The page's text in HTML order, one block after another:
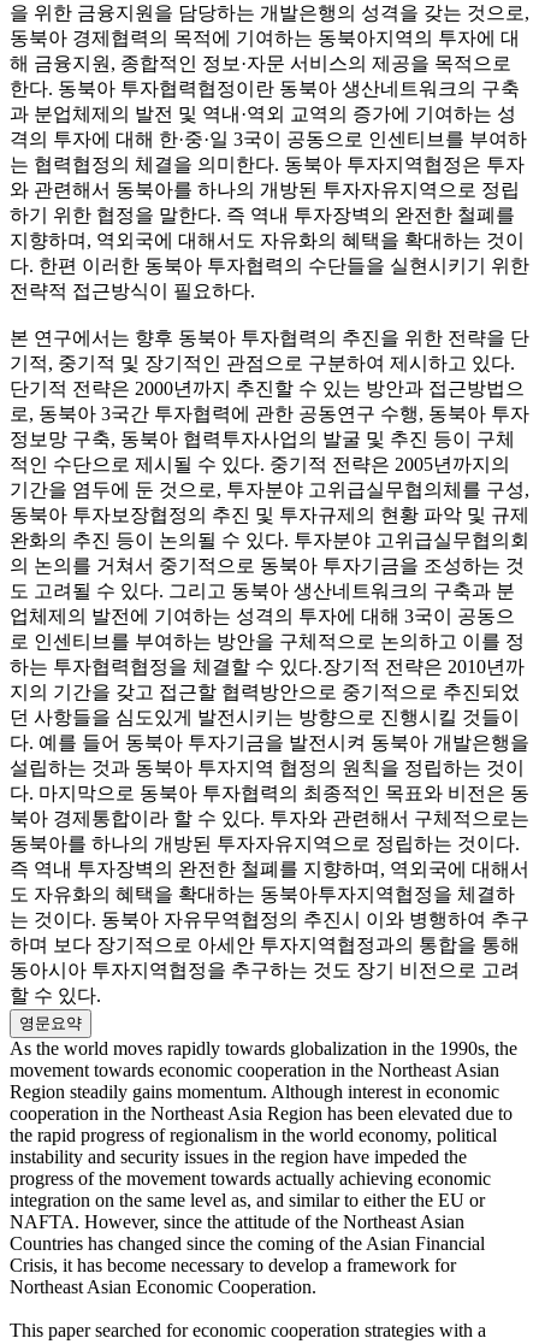
을 위한 금융지원을 담당하는 개발은행의 성격을 갖는 것으로,
동북아 경제협력의 목적에 기여하는 동북아지역의 투자에 대
해 금융지원, 종합적인 정보·자문 서비스의 제공을 목적으로
한다. 동북아 투자협력협정이란 동북아 생산네트워크의 구축
과 분업체제의 발전 및 역내·역외 교역의 증가에 기여하는 성
격의 투자에 대해 한·중·일 3국이 공동으로 인센티브를 부여하
는 협력협정의 체결을 의미한다. 동북아 투자지역협정은 투자
와 관련해서 동북아를 하나의 개방된 투자자유지역으로 정립
하기 위한 협정을 말한다. 즉 역내 투자장벽의 완전한 철폐를
지향하며, 역외국에 대해서도 자유화의 혜택을 확대하는 것이
다. 한편 이러한 동북아 투자협력의 수단들을 실현시키기 위한
전략적 접근방식이 필요하다.
본 연구에서는 향후 동북아 투자협력의 추진을 위한 전략을 단
기적, 중기적 및 장기적인 관점으로 구분하여 제시하고 있다.
단기적 전략은 2000년까지 추진할 수 있는 방안과 접근방법으
로, 동북아 3국간 투자협력에 관한 공동연구 수행, 동북아 투자
정보망 구축, 동북아 협력투자사업의 발굴 및 추진 등이 구체
적인 수단으로 제시될 수 있다. 중기적 전략은 2005년까지의
기간을 염두에 둔 것으로, 투자분야 고위급실무협의체를 구성,
동북아 투자보장협정의 추진 및 투자규제의 현황 파악 및 규제
완화의 추진 등이 논의될 수 있다. 투자분야 고위급실무협의회
의 논의를 거쳐서 중기적으로 동북아 투자기금을 조성하는 것
도 고려될 수 있다. 그리고 동북아 생산네트워크의 구축과 분
업체제의 발전에 기여하는 성격의 투자에 대해 3국이 공동으
로 인센티브를 부여하는 방안을 구체적으로 논의하고 이를 정
하는 투자협력협정을 체결할 수 있다.장기적 전략은 2010년까
지의 기간을 갖고 접근할 협력방안으로 중기적으로 추진되었
던 사항들을 심도있게 발전시키는 방향으로 진행시킬 것들이
다. 예를 들어 동북아 투자기금을 발전시켜 동북아 개발은행을
설립하는 것과 동북아 투자지역 협정의 원칙을 정립하는 것이
다. 마지막으로 동북아 투자협력의 최종적인 목표와 비전은 동
북아 경제통합이라 할 수 있다. 투자와 관련해서 구체적으로는
동북아를 하나의 개방된 투자자유지역으로 정립하는 것이다.
즉 역내 투자장벽의 완전한 철폐를 지향하며, 역외국에 대해서
도 자유화의 혜택을 확대하는 동북아투자지역협정을 체결하
는 것이다. 동북아 자유무역협정의 추진시 이와 병행하여 추구
하며 보다 장기적으로 아세안 투자지역협정과의 통합을 통해
동아시아 투자지역협정을 추구하는 것도 장기 비전으로 고려
할 수 있다.
영문요약
As the world moves rapidly towards globalization in the 1990s, the
movement towards economic cooperation in the Northeast Asian
Region steadily gains momentum. Although interest in economic
cooperation in the Northeast Asia Region has been elevated due to
the rapid progress of regionalism in the world economy, political
instability and security issues in the region have impeded the
progress of the movement towards actually achieving economic
integration on the same level as, and similar to either the EU or
NAFTA. However, since the attitude of the Northeast Asian
Countries has changed since the coming of the Asian Financial
Crisis, it has become necessary to develop a framework for
Northeast Asian Economic Cooperation.
This paper searched for economic cooperation strategies with a